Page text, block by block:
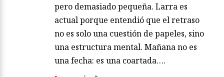
pero demasiado pequeña. Larra es
actual porque entendió que el retraso
no es solo una cuestión de papeles, sino
una estructura mental. Mañana no es
una fecha: es una coartada….